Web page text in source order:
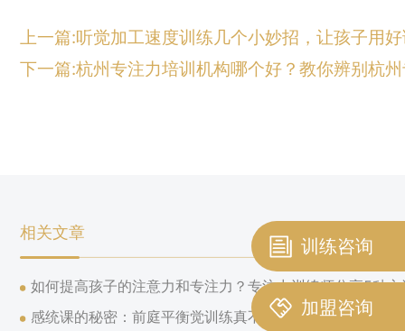
上一篇:听觉加工速度训练几个小妙招，让孩子用
下一篇:杭州专注力培训机构哪个好？教你辨别杭
相关文章
如何提高孩子的注意力和专注力？专注力训练师分享5种方
感统课的秘密：前庭平衡觉训练真不难，这些运动非常有
训练咨询
加盟咨询